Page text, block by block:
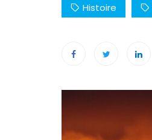
Histoire
de
l’article